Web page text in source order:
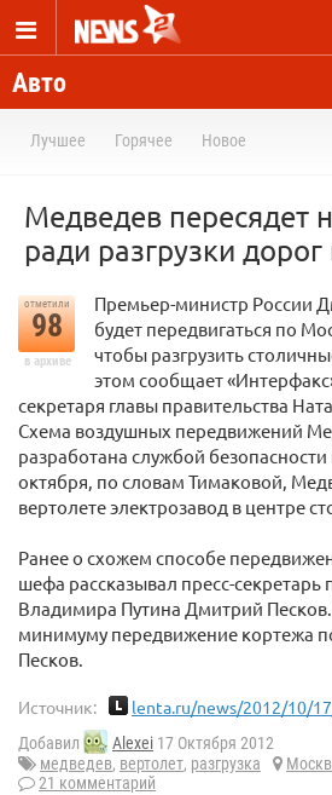
Авто
Лучшее Горячее Новое
Медведев пересядет
ради разгрузки
отметили
98
в архиве
Премьер-министр России
будет передвигаться по
чтобы разгрузить
этом сообщает
секретаря главы правительства
Схема воздушных передвижений
разработана службой
октября, по словам Тимаковой,
вертолете электрозавод в центре
Ранее о схожем способе
шефа рассказывал пресс-секретарь
Владимира Путина Дмитрий
минимуму передвижение кортежа
Песков.
Источник: lenta.ru/news/2012/10/
Добавил Alexei 17 Октября 2012
медведев, вертолет, разгрузка
21 комментарий